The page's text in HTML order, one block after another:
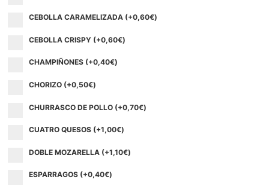
CEBOLLA CARAMELIZADA (+0,60€)
CEBOLLA CRISPY (+0,60€)
CHAMPIÑONES (+0,40€)
CHORIZO (+0,50€)
CHURRASCO DE POLLO (+0,70€)
CUATRO QUESOS (+1,00€)
DOBLE MOZARELLA (+1,10€)
ESPARRAGOS (+0,40€)